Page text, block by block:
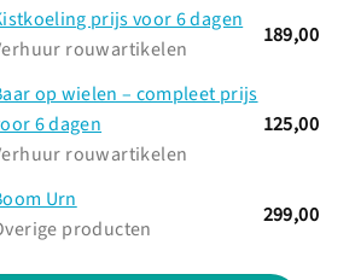
prijs voor 6 dagen
rouwartikelen
189,00
op wielen – compleet prijs
6 dagen
rouwartikelen
125,00
Urn
producten
299,00